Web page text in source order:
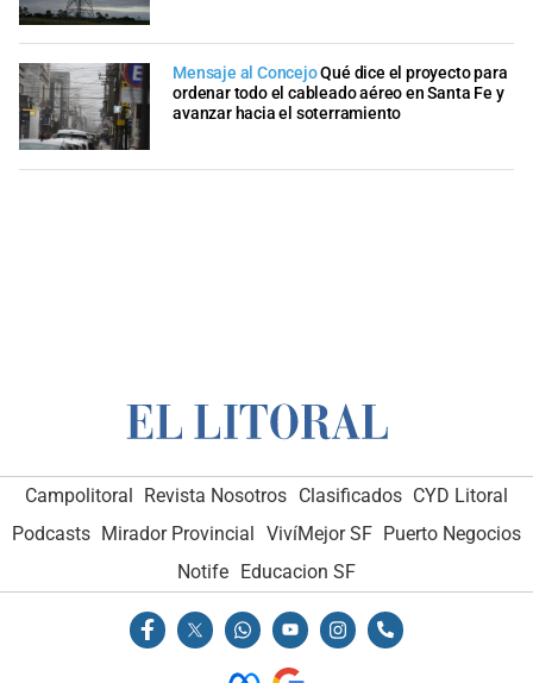
Mensaje al ConcejoQué dice el proyecto para
ordenar todo el cableado aéreo en Santa Fe y
avanzar hacia el soterramiento
Campolitoral Revista Nosotros Clasificados CYD Litoral
Podcasts Mirador Provincial VivíMejor SF Puerto Negocios
Notife Educacion SF